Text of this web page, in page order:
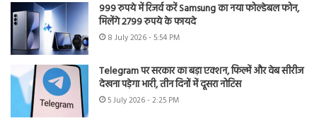
999 रुपये में रिजर्व करें Samsung का नया फोल्डेबल फोन,
मिलेंगे 2799 रुपये के फायदे
8 July 2026 - 5:54 PM
Telegram पर सरकार का बड़ा एक्शन, फिल्में और वेब सीरीज
देखना पड़ेगा भारी, तीन दिनों में दूसरा नोटिस
5 July 2026 - 2:25 PM